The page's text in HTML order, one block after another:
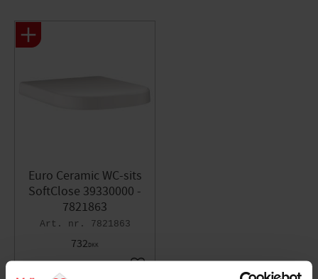
Euro Ceramic WC-sits
SoftClose 39330000 -
7821863
7821863
732DKK